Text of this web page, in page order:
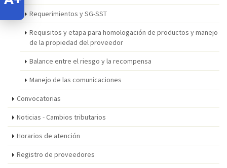
Requerimientos y SG-SST
Requisitos y etapa para homologación de productos y manejo
de la propiedad del proveedor
Balance entre el riesgo y la recompensa
Manejo de las comunicaciones
Convocatorias
Noticias - Cambios tributarios
Horarios de atención
Registro de proveedores